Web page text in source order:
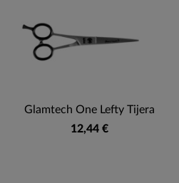
Glamtech One Lefty Tijera
12,44 €